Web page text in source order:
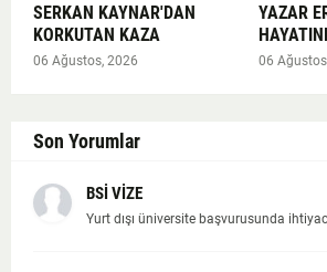
SERKAN KAYNAR'DAN
KORKUTAN KAZA
06 Ağustos, 2026
YAZAR
06
Son Yorumlar
BSİ VİZE
Yurt dışı üniversite başvurusunda